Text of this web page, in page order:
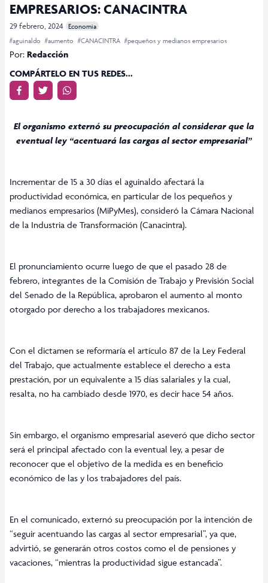
EMPRESARIOS: CANACINTRA
29 febrero, 2024 Economia
#aguinaldo #aumento #CANACINTRA #pequeños y medianos empresarios
Por: Redacción
COMPÁRTELO EN TUS REDES...
El organismo externó su preocupación al considerar que la
eventual ley “acentuará las cargas al sector empresarial”
Incrementar de 15 a 30 días el aguinaldo afectará la
productividad económica, en particular de los pequeños y
medianos empresarios (MiPyMes), consideró la Cámara Nacional
de la Industria de Transformación (Canacintra).
El pronunciamiento ocurre luego de que el pasado 28 de
febrero, integrantes de la Comisión de Trabajo y Previsión Social
del Senado de la República, aprobaron el aumento al monto
otorgado por derecho a los trabajadores mexicanos.
Con el dictamen se reformaría el artículo 87 de la Ley Federal
del Trabajo, que actualmente establece el derecho a esta
prestación, por un equivalente a 15 días salariales y la cual,
resalta, no ha cambiado desde 1970, es decir hace 54 años.
Sin embargo, el organismo empresarial aseveró que dicho sector
será el principal afectado con la eventual ley, a pesar de
reconocer que el objetivo de la medida es en beneficio
económico de las y los trabajadores del país.
En el comunicado, externó su preocupación por la intención de
“seguir acentuando las cargas al sector empresarial”, ya que,
advirtió, se generarán otros costos como el de pensiones y
vacaciones, “mientras la productividad sigue estancada”.